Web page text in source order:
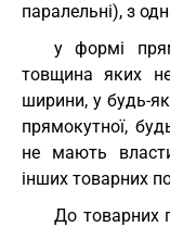
паралельні), з
у формі
товщина яких
ширини, у будь-
прямокутної,
не мають
інших товарних
До товарних